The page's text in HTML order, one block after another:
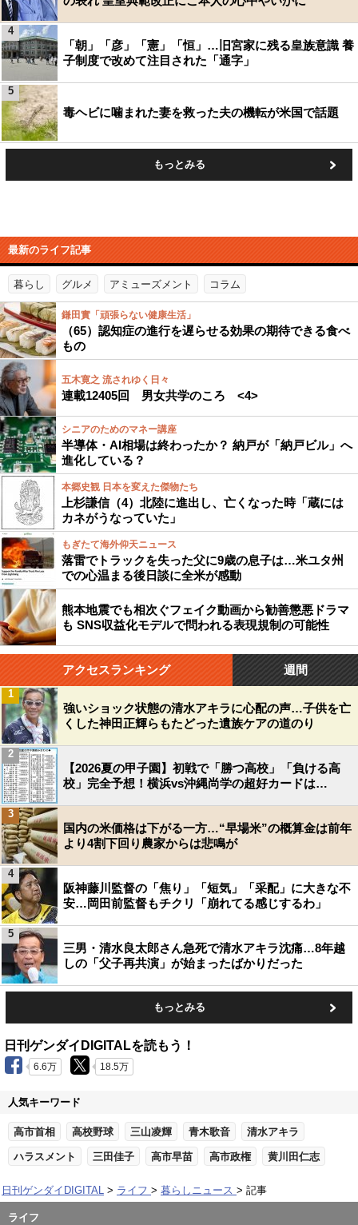
「朝」「彦」「憲」「恒」…旧宮家に残る皇族意識 養
子制度で改めて注目された「通字」
4
毒ヘビに噛まれた妻を救った夫の機転が米国で話題
5
もっとみる
最新のライフ記事
暮らし グルメ アミューズメント コラム
鎌田實「頑張らない健康生活」
（65）認知症の進行を遅らせる効果の期待できる食べ
もの
五木寛之 流されゆく日々
連載12405回 男女共学のころ <4>
シニアのためのマネー講座
半導体・AI相場は終わったか？ 納戸が「納戸ビル」へ
進化している？
本郷史観 日本を変えた傑物たち
上杉謙信（4）北陸に進出し、亡くなった時「蔵には
カネがうなっていた」
もぎたて海外仰天ニュース
落雷でトラックを失った父に9歳の息子は…米ユタ州
での心温まる後日談に全米が感動
熊本地震でも相次ぐフェイク動画から勧善懲悪ドラマ
も SNS収益化モデルで問われる表現規制の可能性
アクセスランキング 週間
強いショック状態の清水アキラに心配の声…子供を亡
くした神田正輝らもたどった遺族ケアの道のり
1
【2026夏の甲子園】初戦で「勝つ高校」「負ける高
校」完全予想！横浜vs沖縄尚学の超好カードは…
2
国内の米価格は下がる一方…“早場米”の概算金は前年
より4割下回り農家からは悲鳴が
3
阪神藤川監督の「焦り」「短気」「采配」に大きな不
安…岡田前監督もチクリ「崩れてる感じするわ」
4
三男・清水良太郎さん急死で清水アキラ沈痛…8年越
しの「父子再共演」が始まったばかりだった
5
もっとみる
日刊ゲンダイDIGITALを読もう！
6.6万 18.5万
人気キーワード
高市首相 高校野球 三山凌輝 青木歌音 清水アキラ
ハラスメント 三田佳子 高市早苗 高市政権 黄川田仁志
日刊ゲンダイDIGITAL ライフ 暮らしニュース 記事
ライフ